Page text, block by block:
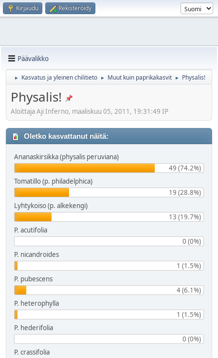
Kirjaudu Rekisteröidy
Päävalikko
► Kasvatus ja yleinen chilitieto ► Muut kuin paprikakasvit ► Physalis!
Physalis!
Aloittaja Aji Inferno, maaliskuu 05, 2011, 19:31:49 IP
Oletko kasvattanut näitä:
Ananaskirsikka (physalis peruviana)
49 (74.2%)
Tomatillo (p. philadelphica)
19 (28.8%)
Lyhtykoiso (p. alkekengi)
13 (19.7%)
P. acutifolia
0 (0%)
P. nicandroides
1 (1.5%)
P. pubescens
4 (6.1%)
P. heterophylla
1 (1.5%)
P. hederifolia
0 (0%)
P. crassifolia